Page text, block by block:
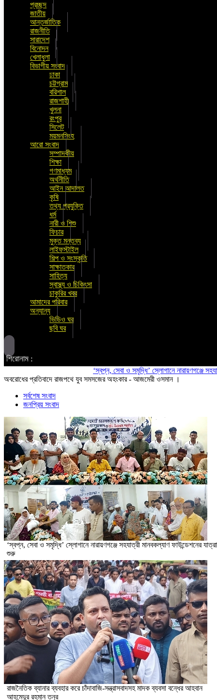
প্রচ্ছদ
জাতীয়
আন্তর্জাতিক
রাজনীতি
সারাদেশ
বিনোদন
খেলাধুলা
বিভাগীয় সংবাদ
ঢাকা
চট্টগ্রাম
বরিশাল
রাজশাহী
খুলনা
রংপুর
সিলেট
ময়মনসিংহ
আরো সংবাদ
সম্পাদকীয়
শিক্ষা
গণমাধ্যম
অর্থনীতি
আইন আদালত
কৃষি
তথ্য প্রযুক্তি
ধর্ম
নারী ও শিশু
ফিচার
মুক্ত মন্তব্য
লাইফস্টাইল
শিল্প ও সংস্কৃতি
সাক্ষাতকার
সাহিত্য
স্বাস্থ্য ও চিকিৎসা
চাকুরির খবর
আমাদের পরিবার
অন্যান্য
ভিডিও ঘর
ছবি ঘর
শিরোনাম :
‘স্বপ্ন, সেবা ও সমৃদ্ধি’ স্লোগানে নারায়ণগঞ্জে সহযাত্রী
অবরোধের প্রতিবাদে রাজপথে যুব সমসজের অহংকার - আজমেরী ওসমান ।
সর্বশেষ সংবাদ
জনপ্রিয় সংবাদ
‘স্বপ্ন, সেবা ও সমৃদ্ধি’ স্লোগানে নারায়ণগঞ্জে সহযাত্রী মানবকল্যাণ ফাউন্ডেশনের যাত্রা
শুরু
রাজনৈতিক ব্যানার ব্যবহার করে চাঁদাবাজি-সন্ত্রাসবাদসহ মাদক ব্যবসা বন্ধের আহবান
আহমেদুর রহমান তনুর